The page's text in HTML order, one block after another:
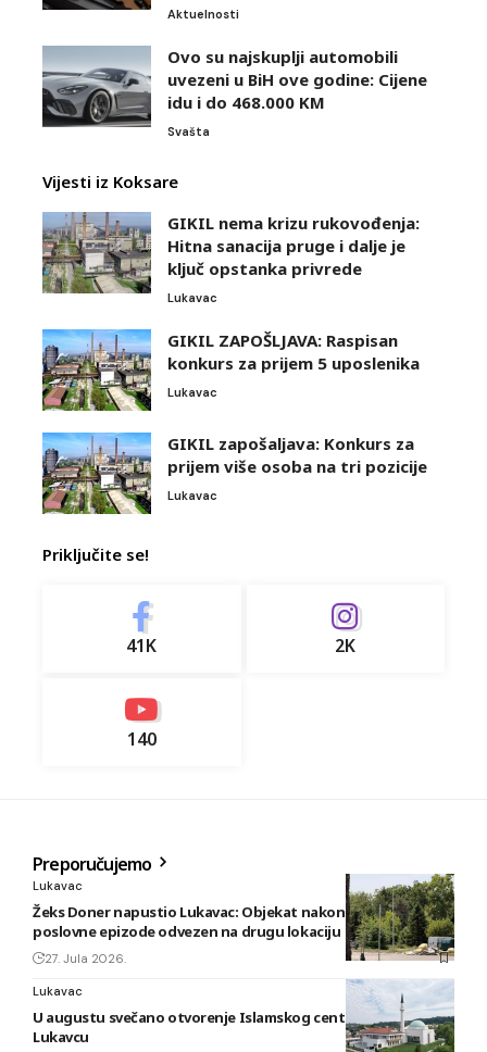
Aktuelnosti
Ovo su najskuplji automobili
uvezeni u BiH ove godine: Cijene
idu i do 468.000 KM
Svašta
Vijesti iz Koksare
GIKIL nema krizu rukovođenja:
Hitna sanacija pruge i dalje je
ključ opstanka privrede
Lukavac
GIKIL ZAPOŠLJAVA: Raspisan
konkurs za prijem 5 uposlenika
Lukavac
GIKIL zapošaljava: Konkurs za
prijem više osoba na tri pozicije
Lukavac
Priključite se!
41K 2K
140
Preporučujemo
Lukavac
Žeks Doner napustio Lukavac: Objekat nakon kratke
poslovne epizode odvezen na drugu lokaciju
27. Jula 2026.
Lukavac
U augustu svečano otvorenje Islamskog centra i džamije u
Lukavcu